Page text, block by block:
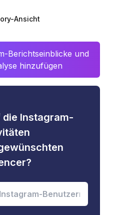
Ansicht
Berichtseinblicke und
hinzufügen
Instagram-